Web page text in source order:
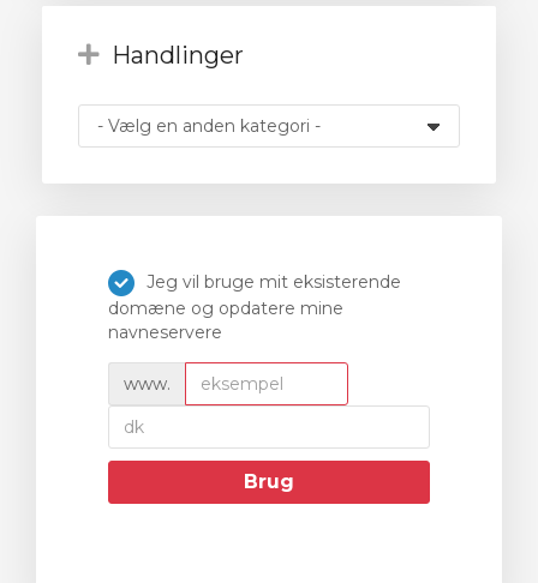
Handlinger
Jeg vil bruge mit eksisterende
domæne og opdatere mine
navneservere
www.
Brug